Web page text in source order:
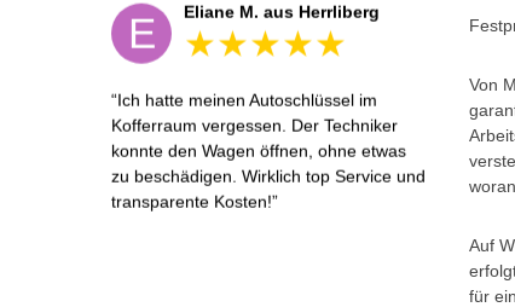
Von
Auf
für
E Eliane M. aus Herrliberg
Ich hatte meinen Autoschlüssel im
Kofferraum vergessen. Der Techniker
konnte den Wagen öffnen, ohne etwas
zu beschädigen. Wirklich top Service und
transparente Kosten!